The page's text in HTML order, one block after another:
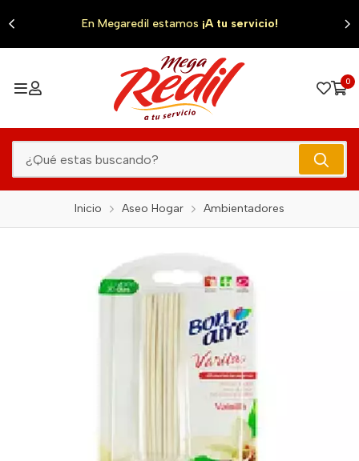
En Megaredil estamos ¡A tu servicio!
0
Inicio Aseo Hogar Ambientadores